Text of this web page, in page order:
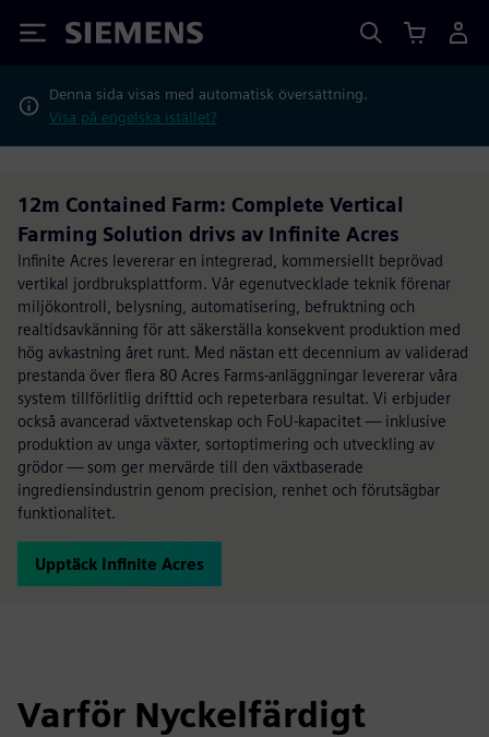
Siemens
Denna sida visas med automatisk översättning.
Visa på engelska istället?
12m Contained Farm: Complete Vertical
Farming Solution drivs av Infinite Acres
Infinite Acres levererar en integrerad, kommersiellt beprövad
vertikal jordbruksplattform. Vår egenutvecklade teknik förenar
miljökontroll, belysning, automatisering, befruktning och
realtidsavkänning för att säkerställa konsekvent produktion med
hög avkastning året runt. Med nästan ett decennium av validerad
prestanda över flera 80 Acres Farms-anläggningar levererar våra
system tillförlitlig drifttid och repeterbara resultat. Vi erbjuder
också avancerad växtvetenskap och FoU-kapacitet — inklusive
produktion av unga växter, sortoptimering och utveckling av
grödor — som ger mervärde till den växtbaserade
ingrediensindustrin genom precision, renhet och förutsägbar
funktionalitet.
Upptäck Infinite Acres
Varför Nyckelfärdigt